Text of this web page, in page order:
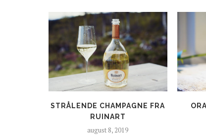
STRÅLENDE CHAMPAGNE FRA
RUINART
august 8, 2019